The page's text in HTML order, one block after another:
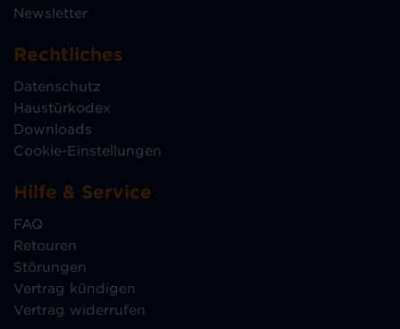
Newsletter
Rechtliches
Datenschutz
Haustürkodex
Downloads
Cookie-Einstellungen
Hilfe & Service
FAQ
Retouren
Störungen
Vertrag kündigen
Vertrag widerrufen